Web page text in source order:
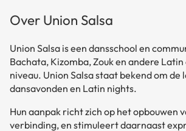
Over Union Salsa
Union Salsa is een dansschool en
Bachata, Kizomba, Zouk en andere
niveau. Union Salsa staat bekend om
dansavonden en Latin nights.
Hun aanpak richt zich op het opbouwen
verbinding, en stimuleert daarnaast